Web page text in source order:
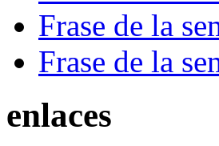
Frase de la
Frase de la
enlaces